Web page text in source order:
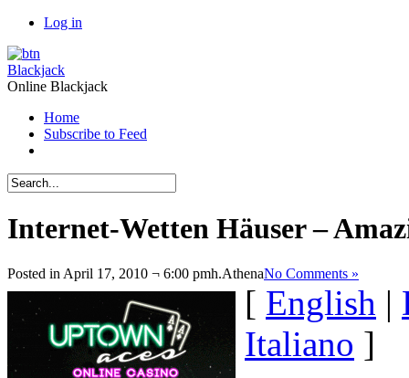
Log in
Blackjack
Online Blackjack
Home
Subscribe to Feed
Internet-Wetten Häuser –
Posted in April 17, 2010 ¬ 6:00 pmh.AthenaNo Comments »
[ English |
Italiano ]